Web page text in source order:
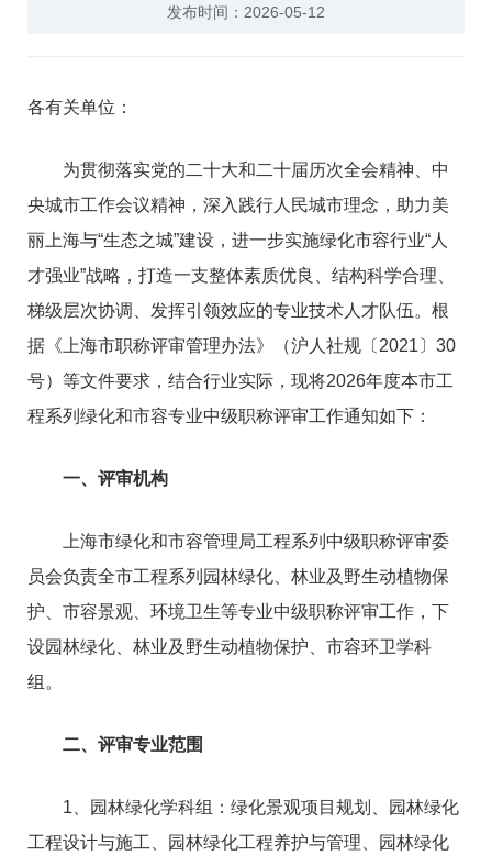
发布时间：2026-05-12
各有关单位：
为贯彻落实党的二十大和二十届历次全会精神、中
央城市工作会议精神，深入践行人民城市理念，助力美
丽上海与“生态之城”建设，进一步实施绿化市容行业“人
才强业”战略，打造一支整体素质优良、结构科学合理、
梯级层次协调、发挥引领效应的专业技术人才队伍。根
据《上海市职称评审管理办法》（沪人社规〔2021〕30
号）等文件要求，结合行业实际，现将2026年度本市工
程系列绿化和市容专业中级职称评审工作通知如下：
一、评审机构
上海市绿化和市容管理局工程系列中级职称评审委
员会负责全市工程系列园林绿化、林业及野生动植物保
护、市容景观、环境卫生等专业中级职称评审工作，下
设园林绿化、林业及野生动植物保护、市容环卫学科
组。
二、评审专业范围
1、园林绿化学科组：绿化景观项目规划、园林绿化
工程设计与施工、园林绿化工程养护与管理、园林绿化